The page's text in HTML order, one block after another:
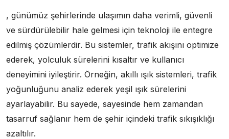
, günümüz şehirlerinde ulaşımın daha verimli, güvenli
ve sürdürülebilir hale gelmesi için teknoloji ile entegre
edilmiş çözümlerdir. Bu sistemler, trafik akışını optimize
ederek, yolculuk sürelerini kısaltır ve kullanıcı
deneyimini iyileştirir. Örneğin, akıllı ışık sistemleri, trafik
yoğunluğunu analiz ederek yeşil ışık sürelerini
ayarlayabilir. Bu sayede, sayesinde hem zamandan
tasarruf sağlanır hem de şehir içindeki trafik sıkışıklığı
azaltılır.